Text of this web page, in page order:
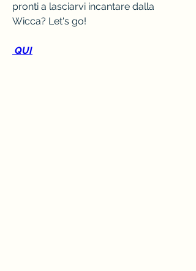
pronti a lasciarvi incantare dalla
Wicca? Let's go!
QUI